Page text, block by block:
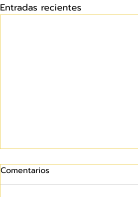
Entradas recientes
Comentarios